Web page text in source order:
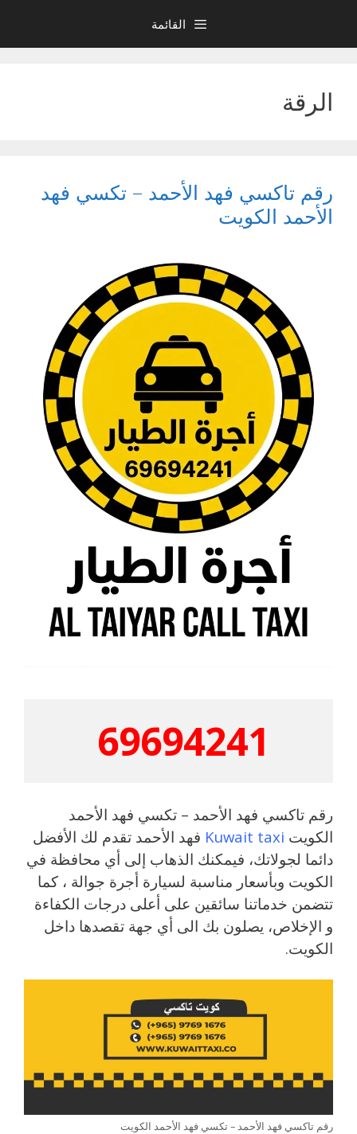
المحتوى
القائمة
الرقة
رقم تاكسي فهد الأحمد – تكسي فهد
الأحمد الكويت
69694241
رقم تاكسي فهد الأحمد – تكسي فهد الأحمد
الكويت Kuwait taxi فهد الأحمد تقدم لك الأفضل
دائما لجولاتك، فيمكنك الذهاب إلى أي محافظة في
الكويت وبأسعار مناسبة لسيارة أجرة جوالة ، كما
تتضمن خدماتنا سائقين على أعلى درجات الكفاءة
و الإخلاص، يصلون بك الى أي جهة تقصدها داخل
الكويت.
رقم تاكسي فهد الأحمد – تكسي فهد الأحمد الكويت